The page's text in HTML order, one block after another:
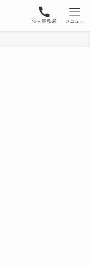
法人事務局 メニュー